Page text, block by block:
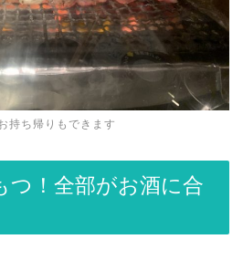
持ち帰りもできます
つ！全部がお酒に合